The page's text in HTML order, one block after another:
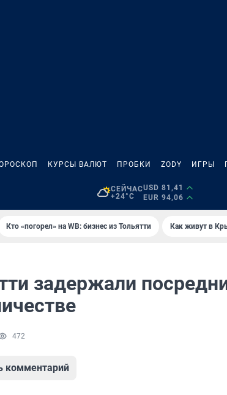
КУРСЫ ВАЛЮТ ПРОБКИ ZODY ИГРЫ
СЕЙЧАС
+24°C
USD 81,41
EUR 94,06
Кто «погорел» на WB: бизнес из Тольятти Как живут в
задержали
472
комментарий